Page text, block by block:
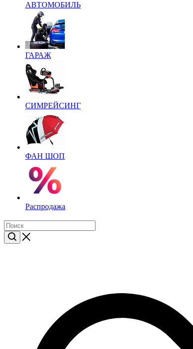
АВТОМОБИЛЬ
ГАРАЖ
СИМРЕЙСИНГ
ФАН ШОП
Распродажа